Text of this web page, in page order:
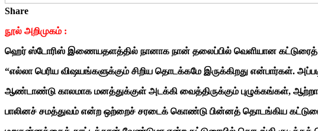
Share
நூல் அறிமுகம் :
ஹெர் ஸ்டோரிஸ் இணையதளத்தில் நானாக நான் தலைப்பில் வெளியான
“எல்லா பெரிய விஷயங்களுக்கும் சிறிய தொடக்கமே இருக்கிறது என்பார்கள்.
ஆண்டாண்டு காலமாக மனத்துக்குள் அடக்கி வைத்திருக்கும் புழுக்கங்கள்,
பாலினச் சமத்துவம் என்ற ஒற்றைச் சரடைக் கொண்டு பின்னத் தொடங்கிய கட்டுரைகள்